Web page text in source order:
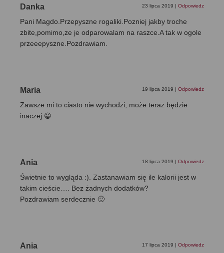
Danka 23 lipca 2019 Odpowiedz
Pani Magdo.Przepyszne rogaliki.Pozniej jakby troche
zbite,pomimo,ze je odparowalam na raszce.A tak w ogole
przeeepyszne.Pozdrawiam.
Maria 19 lipca 2019 Odpowiedz
Zawsze mi to ciasto nie wychodzi, może teraz będzie
inaczej 😀
Ania 18 lipca 2019 Odpowiedz
Świetnie to wygląda :). Zastanawiam się ile kalorii jest w
takim cieście…. Bez żadnych dodatków?
Pozdrawiam serdecznie 🙂
Ania 17 lipca 2019 Odpowiedz